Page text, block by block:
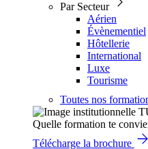
Par Secteur
Aérien
Évènementiel
Hôtellerie
International
Luxe
Tourisme
Toutes nos
Quelle formation te
Télécharge la brochure